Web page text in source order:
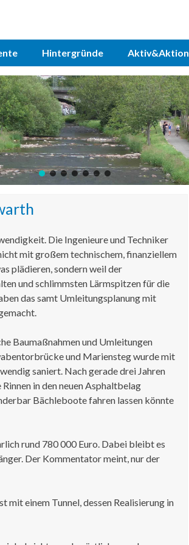
Hintergründe Aktiv&Aktion
Die Ingenieure und Techniker
mit großem technischem, finanziellem
plädieren, sondern weil der
und schlimmsten Lärmspitzen für die
das samt Umleitungsplanung mit
Baumaßnahmen und Umleitungen
und Mariensteg wurde mit
saniert. Nach gerade drei Jahren
in den neuen Asphaltbelag
Bächleboote fahren lassen könnte
rund 780 000 Euro. Dabei bleibt es
Der Kommentator meint, nur der
mit einem Tunnel, dessen Realisierung in